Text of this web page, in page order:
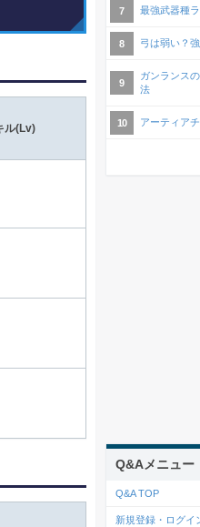
ル(Lv)
最強武器種
弓は弱い？
ガンランス
法
アーティア
Q&Aメニュー
Q&A TOP
新規登録・ログイ